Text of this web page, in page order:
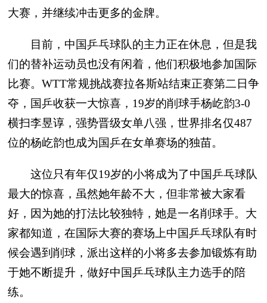
大赛，并继续冲击更多的金牌。
目前，中国乒乓球队的主力正在休息，但是我
们的替补运动员也没有闲着，他们积极地参加国际
比赛。WTT常规挑战赛拉各斯站结束正赛第二日争
夺，国乒收获一大惊喜，19岁的削球手杨屹韵3-0
横扫李昱谆，强势晋级女单八强，世界排名仅487
位的杨屹韵也成为国乒在女单赛场的独苗。
这位只有年仅19岁的小将成为了中国乒乓球队
最大的惊喜，虽然她年龄不大，但非常被大家看
好，因为她的打法比较独特，她是一名削球手。大
家都知道，在国际大赛的赛场上中国乒乓球队有时
候会遇到削球，派出这样的小将多去参加锻炼有助
于她不断提升，做好中国乒乓球队主力选手的陪
练。